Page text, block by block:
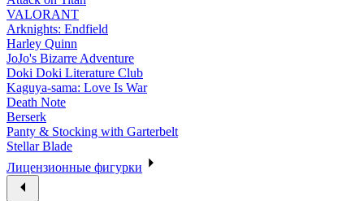
VALORANT
Arknights: Endfield
Harley Quinn
JoJo's Bizarre Adventure
Doki Doki Literature Club
Kaguya-sama: Love Is War
Death Note
Berserk
Panty & Stocking with Garterbelt
Stellar Blade
Лицензионные фигурки